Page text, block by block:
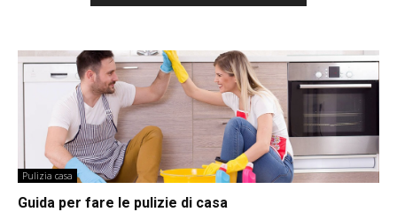
Pulizia casa
Guida per fare le pulizie di casa